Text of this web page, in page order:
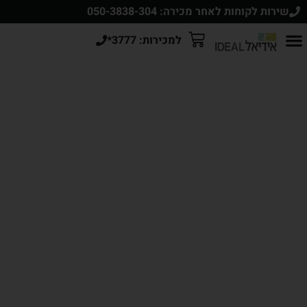
שירות לקוחות לאחר מכירה: 050-3838-304
למכירות: 3777*